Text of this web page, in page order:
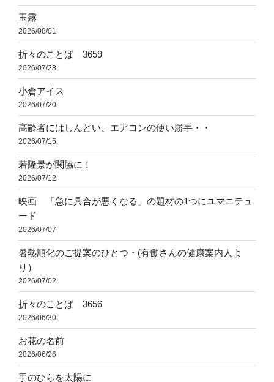
玉露
2026/08/01
折々のことば 3659
2026/07/28
小倉アイス
2026/07/20
高齢者にはしんどい、エアコンの使い勝手・・
2026/07/15
若隆景が関脇に！
2026/07/12
映画 「急に具合が悪くなる」の題材の1つにユマニテュ
ード
2026/07/07
暑熱順化のご提案のひとつ・(有働さんの健康案内人よ
り）
2026/07/02
折々のことば 3656
2026/06/30
お花の名前
2026/06/26
手のひらを太陽に